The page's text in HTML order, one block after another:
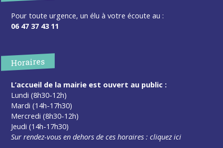
Pour toute urgence, un élu à votre écoute au :
06 47 37 43 11
Horaires
L’accueil de la mairie est ouvert au public :
Lundi (8h30-12h)
Mardi (14h-17h30)
Mercredi (8h30-12h)
Jeudi (14h-17h30)
Sur rendez-vous en dehors de ces horaires :cliquez ici